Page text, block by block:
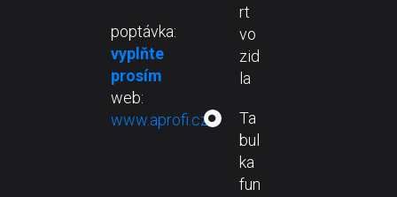
poptávka:
vyplňte
prosím
web:
www.aprofi.cz
rt
vo
zid
la
Ta
bul
ka
fun